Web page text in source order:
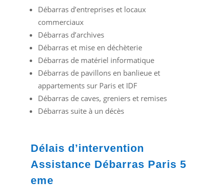
Débarras d’entreprises et locaux
commerciaux
Débarras d’archives
Débarras et mise en déchèterie
Débarras de matériel informatique
Débarras de pavillons en banlieue et
appartements sur Paris et IDF
Débarras de caves, greniers et remises
Débarras suite à un décès
Délais d’intervention
Assistance Débarras Paris 5
eme